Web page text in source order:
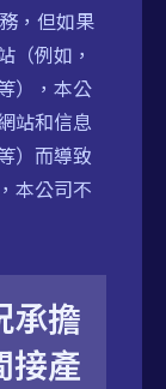
，但如果
（例如，
），本公
站和信息
）而導致
本公司不
承擔
接產